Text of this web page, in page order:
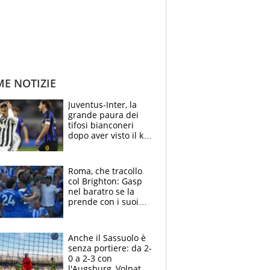
NOTIZIE
Juventus-Inter, la
grande paura dei
tifosi bianconeri
dopo aver visto il ko
Roma, che tracollo
col Brighton: Gasp
nel baratro se la
prende con i suoi
Anche il Sassuolo è
senza portiere: da 2-
0 a 2-3 con